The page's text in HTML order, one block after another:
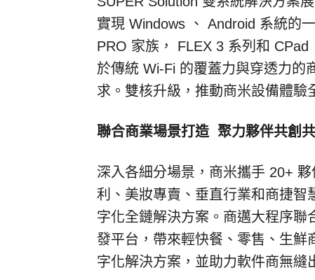
實現 Windows 、 Android 系統的
PRO 家族， FLEX 3 系列和 CPad
於傳統 Wi-Fi 的覆蓋力與穿透力的
求。雙核升級，推動商米設備體驗
聯合商業場景打造 聚力夥伴共創
深入各細分場景，商米攜手 20+ 夥
利、美妝專賣、垂直行業和商捷智
字化全鏈解決方案。商邁大程序
發平台，帶來輕快餐、零售、生鮮
字化解決方案，並助力軟件商無縫